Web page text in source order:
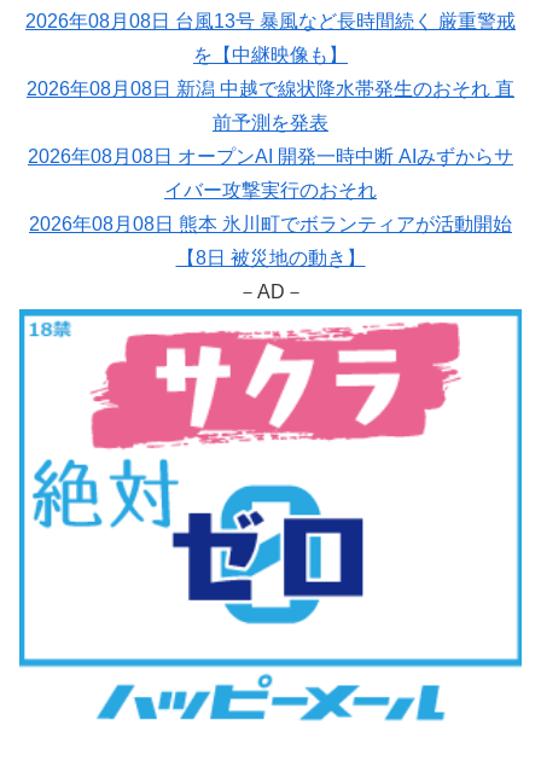
2026年08月08日 台風13号 暴風など長時間続く 厳重警戒
を【中継映像も】
2026年08月08日 新潟 中越で線状降水帯発生のおそれ 直
前予測を発表
2026年08月08日 オープンAI 開発一時中断 AIみずからサ
イバー攻撃実行のおそれ
2026年08月08日 熊本 氷川町でボランティアが活動開始
【8日 被災地の動き】
－AD－